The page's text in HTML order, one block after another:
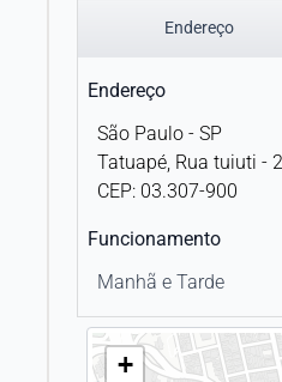
Endereço
Endereço
São Paulo - SP
Tatuapé, Rua tuiuti -
CEP: 03.307-900
Funcionamento
Manhã e Tarde
+